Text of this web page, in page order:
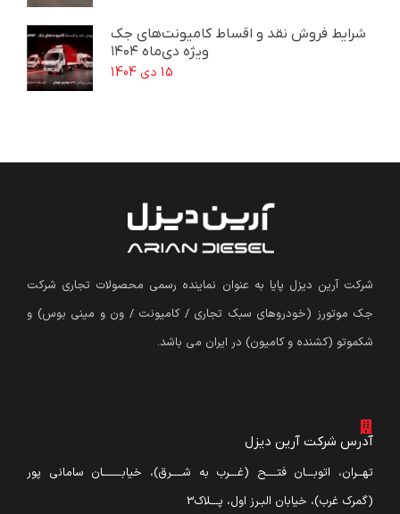
شرایط فروش نقد و اقساط کامیونت‌های جک
ویژه دی‌ماه ۱۴۰۴
15 دی 1404
شرکت آرین دیزل پایا به عنوان نماینده رسمی محصولات تجاری شرکت
جک موتورز (خودروهای سبک تجاری / کامیونت / ون و مینی بوس) و
شکموتو (کشنده و کامیون) در ایران می باشد.
آدرس شرکت آرین دیزل
تهــران، اتوبـــان فتــــح (غـــرب به شــــرق)، خیابـــــــان سامانی پور
(گمرک غرب)، خیابان البـرز اول، پـــلاک3